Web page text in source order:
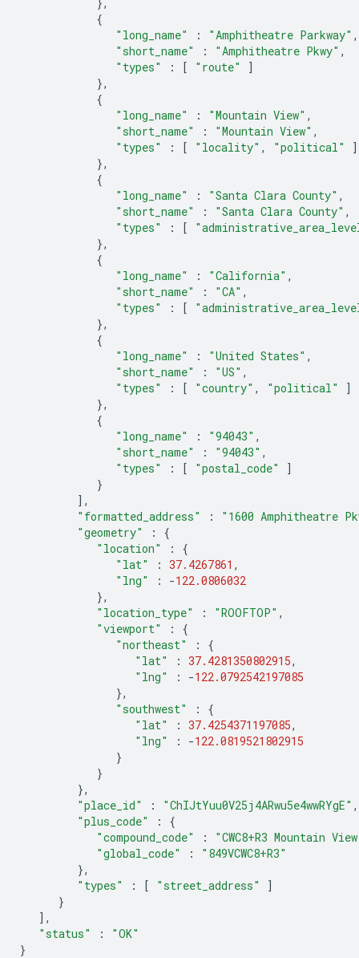
{
"long_name"
: "Amphitheatre Parkway" ,
"short_name"
: "Amphitheatre Pkwy" ,
"types"
: [ "route"
]
},
{
"long_name"
: "Mountain View" ,
"short_name"
: "Mountain View" ,
"types"
: [ "locality" , "political"
]
},
{
"long_name"
: "Santa Clara County" ,
"short_name"
: "Santa Clara County" ,
"types"
: [
},
{
"long_name"
: "California" ,
"short_name"
: "CA" ,
"types"
: [
},
{
"long_name"
: "United States" ,
"short_name"
: "US" ,
"types"
: [ "country" , "political"
]
},
{
"long_name"
: "94043" ,
"short_name"
: "94043" ,
"types"
: [ "postal_code"
]
}
],
"formatted_address"
:
"1600 Amphitheatre
"geometry"
:
{
"location"
:
{
"lat"
: 37.4267861 ,
"lng"
: -122.0806032
},
"location_type"
: "ROOFTOP" ,
"viewport"
:
{
"northeast"
:
{
"lat"
: 37.4281350802915,
"lng"
: -122.0792542197085
},
"southwest"
:
{
"lat"
: 37.4254371197085,
"lng"
: -122.0819521802915
}
}
},
"place_id"
: "ChIJtYuu0V25j4ARwu5e4wwRYgE" ,
"plus_code"
:
{
"compound_code"
:
"CWC8+R3 Mountain
"global_code"
:
"849VCWC8+R3"
},
"types"
: [ "street_address"
]
}
],
"status"
:
"OK"
}